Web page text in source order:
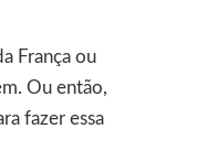
França ou
Ou então,
fazer essa